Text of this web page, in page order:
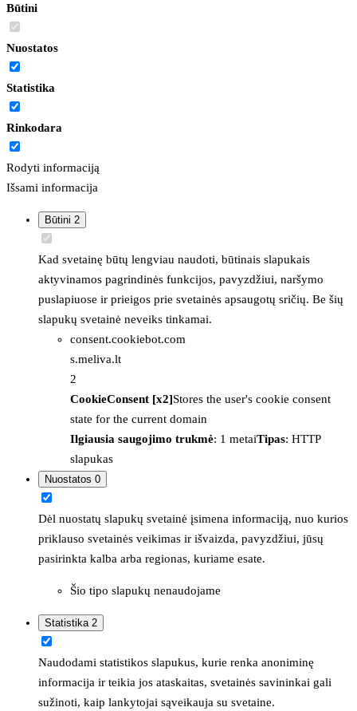
Būtini
Nuostatos
Statistika
Rinkodara
Rodyti informaciją
Išsami informacija
Būtini 2
Kad svetainę būtų lengviau naudoti, būtinais slapukais
aktyvinamos pagrindinės funkcijos, pavyzdžiui, naršymo
puslapiuose ir prieigos prie svetainės apsaugotų sričių. Be šių
slapukų svetainė neveiks tinkamai.
consent.cookiebot.com
s.meliva.lt
2
CookieConsent [x2]Stores the user's cookie consent
state for the current domain
Ilgiausia saugojimo trukmė: 1 metaiTipas: HTTP
slapukas
Nuostatos 0
Dėl nuostatų slapukų svetainė įsimena informaciją, nuo kurios
priklauso svetainės veikimas ir išvaizda, pavyzdžiui, jūsų
pasirinkta kalba arba regionas, kuriame esate.
Šio tipo slapukų nenaudojame
Statistika 2
Naudodami statistikos slapukus, kurie renka anoniminę
informacija ir teikia jos ataskaitas, svetainės savininkai gali
sužinoti, kaip lankytojai sąveikauja su svetaine.